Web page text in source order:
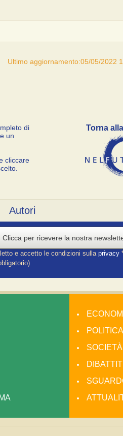
Ultimo aggiornamento:05/05/2022
di
un
cliccare
Torna
Autori
Clicca per ricevere la nostra
e accetto le condizioni sulla privacy
POLITICA
SOCIETÀ
DIBATTITI